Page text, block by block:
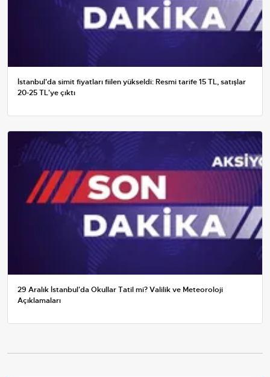
İstanbul'da simit fiyatları fiilen yükseldi: Resmi tarife 15 TL, satışlar
20-25 TL'ye çıktı
29 Aralık İstanbul'da Okullar Tatil mi? Valilik ve Meteoroloji
Açıklamaları